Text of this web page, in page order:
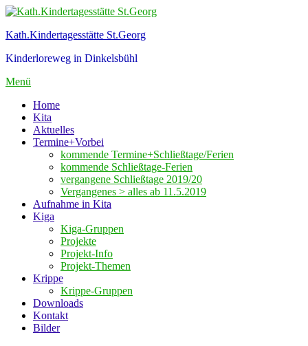
Zum
springen
Kath.Kindertagesstätte St.Georg
Kinderloreweg in Dinkelsbühl
Menü
Home
Kita
Aktuelles
Termine+Vorbei
kommende Termine+Schließtage/Ferien
kommende Schließtage-Ferien
vergangene Schließtage 2019/20
Vergangenes > alles ab 11.5.2019
Aufnahme in Kita
Kiga
Kiga-Gruppen
Projekte
Projekt-Info
Projekt-Themen
Krippe
Krippe-Gruppen
Downloads
Kontakt
Bilder